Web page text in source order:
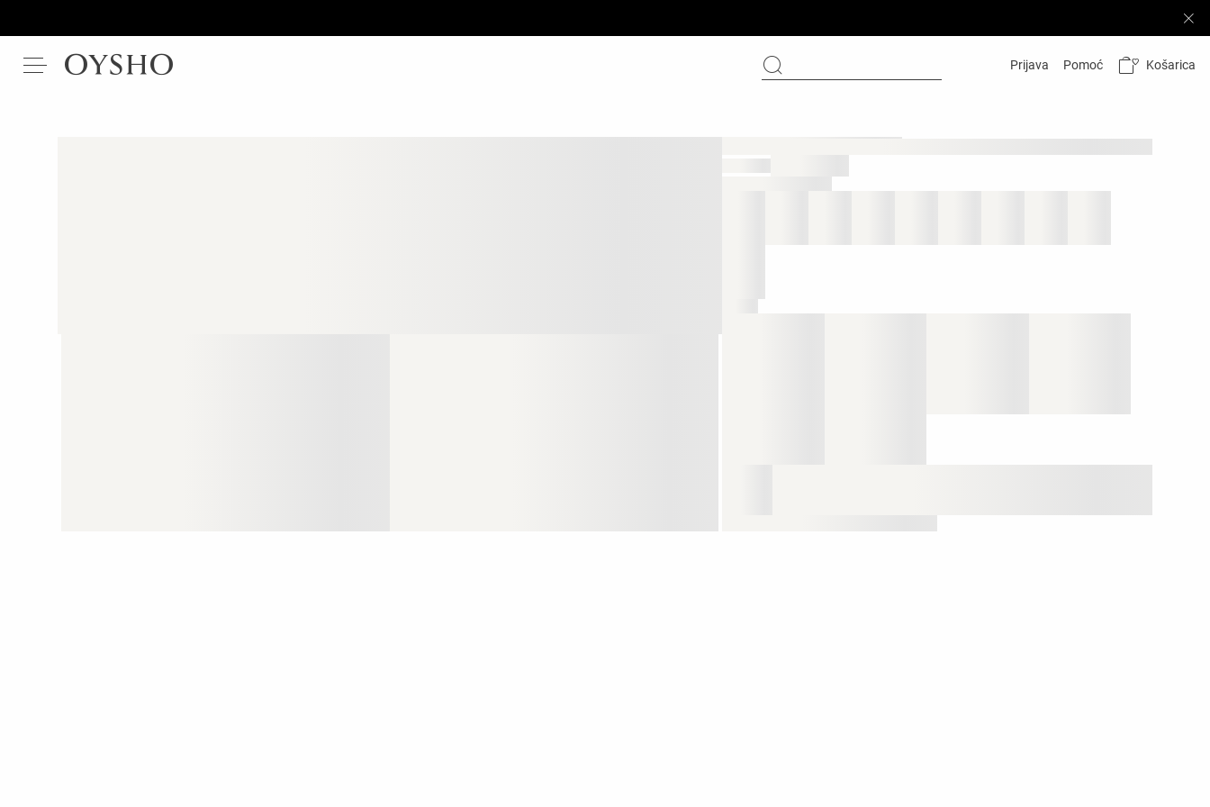
Prijava Pomoć Košarica